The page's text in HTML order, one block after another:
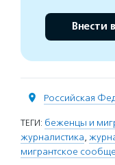
Внести
Российская
ТЕГИ: беженцы и
журналистика,
мигрантское